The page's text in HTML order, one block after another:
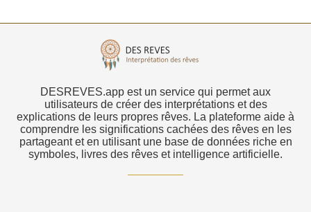
DESREVES.app est un service qui permet aux
utilisateurs de créer des interprétations et des
explications de leurs propres rêves. La plateforme aide à
comprendre les significations cachées des rêves en les
partageant et en utilisant une base de données riche en
symboles, livres des rêves et intelligence artificielle.